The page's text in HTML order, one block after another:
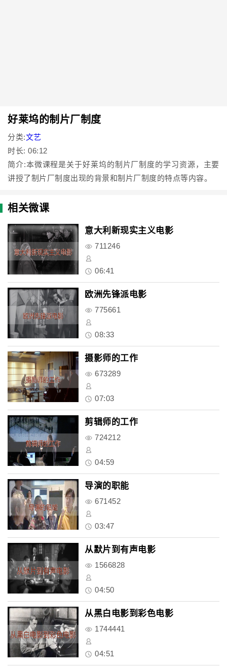
好莱坞的制片厂制度
分类:文艺
时长: 06:12
简介:本微课程是关于好莱坞的制片厂制度的学习资源，主要
讲授了制片厂制度出现的背景和制片厂制度的特点等内容。
相关微课
意大利新现实主义电影
711246
06:41
欧洲先锋派电影
775661
08:33
摄影师的工作
673289
07:03
剪辑师的工作
724212
04:59
导演的职能
671452
03:47
从默片到有声电影
1566828
04:50
从黑白电影到彩色电影
1744441
04:51